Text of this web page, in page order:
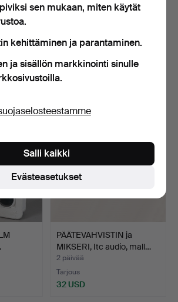
VINTAGE-TYYLINEN
ONIKSIPUHELIN.
2 päivää
Arvio
PÄÄTEVAHVISTIN ja
MIKSERI, Itc audio, mall…
2 päivää
Tarjous
32 USD
sen mukaan, miten käytät
kehittäminen ja parantaminen.
ja sisällön markkinointi sinulle
Evästeasetukset
Salli kaikki